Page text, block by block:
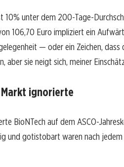
10% unter dem 200-Tage-
106,70 Euro impliziert ein
— oder ein Zeichen,
aber sie neigt sich, meiner
Markt ignorierte
BioNTech auf dem ASCO-
und gotistobart waren nach